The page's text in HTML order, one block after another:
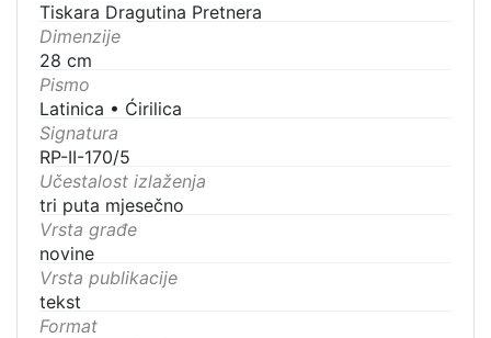
Tiskara Dragutina Pretnera
Dimenzije
28 cm
Pismo
Latinica • Ćirilica
Signatura
RP-II-170/5
Učestalost izlaženja
tri puta mjesečno
Vrsta građe
novine
Vrsta publikacije
tekst
Format